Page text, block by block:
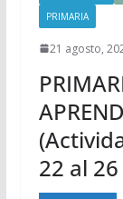
PRIMARIA
21 agosto,
22 al